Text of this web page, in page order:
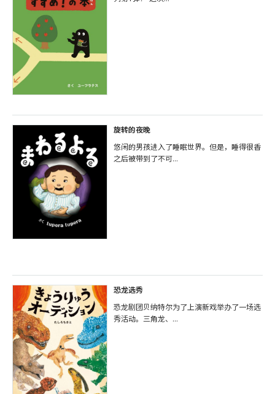
旋转的夜晚
悠闲的男孩进入了睡眠世界。但是，睡得很香
之后被带到了不可...
恐龙选秀
恐龙剧团贝纳特尔为了上演新戏举办了一场选
秀活动。三角龙、...